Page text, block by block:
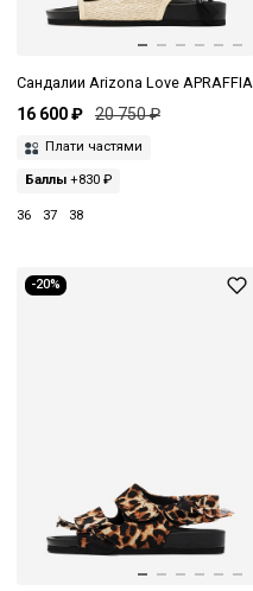
Сандалии Arizona Love APRAFFIA
16 600 ₽ 20 750 ₽
Плати частями
Баллы +830 ₽
36 37 38
-20%